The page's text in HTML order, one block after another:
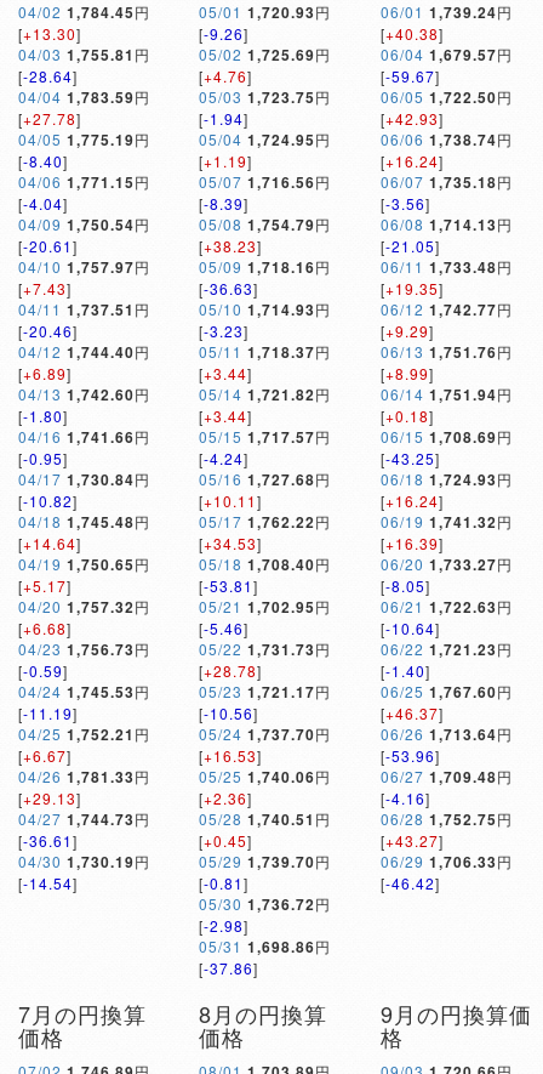
04/02 1,784.45円
[+13.30]
04/03 1,755.81 円
[-28.64]
04/04 1,783.59円
[+27.78]
04/05 1,775.19円
[-8.40]
04/06 1,771.15円
[-4.04]
04/09 1,750.54円
[-20.61]
04/10 1,757.97円
[+7.43]
04/11 1,737.51 円
[-20.46]
04/12 1,744.40円
[+6.89]
04/13 1,742.60円
[-1.80]
04/16 1,741.66円
[-0.95]
04/17 1,730.84円
[-10.82]
04/18 1,745.48円
[+14.64]
04/19 1,750.65円
[+5.17]
04/20 1,757.32円
[+6.68]
04/23 1,756.73円
[-0.59]
04/24 1,745.53円
[-11.19]
04/25 1,752.21 円
[+6.67]
04/26 1,781.33円
[+29.13]
04/27 1,744.73円
[-36.61]
04/30 1,730.19円
[-14.54]
05/01 1,720.93円
[-9.26]
05/02 1,725.69円
[+4.76]
05/03 1,723.75円
[-1.94]
05/04 1,724.95円
[+1.19]
05/07 1,716.56円
[-8.39]
05/08 1,754.79円
[+38.23]
05/09 1,718.16円
[-36.63]
05/10 1,714.93円
[-3.23]
05/11 1,718.37円
[+3.44]
05/14 1,721.82円
[+3.44]
05/15 1,717.57円
[-4.24]
05/16 1,727.68円
[+10.11]
05/17 1,762.22円
[+34.53]
05/18 1,708.40円
[-53.81]
05/21 1,702.95円
[-5.46]
05/22 1,731.73円
[+28.78]
05/23 1,721.17円
[-10.56]
05/24 1,737.70円
[+16.53]
05/25 1,740.06円
[+2.36]
05/28 1,740.51 円
[+0.45]
05/29 1,739.70円
[-0.81]
05/30 1,736.72円
[-2.98]
05/31 1,698.86円
[-37.86]
06/01 1,739.24円
[+40.38]
06/04 1,679.57円
[-59.67]
06/05 1,722.50円
[+42.93]
06/06 1,738.74円
[+16.24]
06/07 1,735.18円
[-3.56]
06/08 1,714.13円
[-21.05]
06/11 1,733.48円
[+19.35]
06/12 1,742.77円
[+9.29]
06/13 1,751.76円
[+8.99]
06/14 1,751.94円
[+0.18]
06/15 1,708.69円
[-43.25]
06/18 1,724.93円
[+16.24]
06/19 1,741.32円
[+16.39]
06/20 1,733.27円
[-8.05]
06/21 1,722.63円
[-10.64]
06/22 1,721.23円
[-1.40]
06/25 1,767.60円
[+46.37]
06/26 1,713.64円
[-53.96]
06/27 1,709.48円
[-4.16]
06/28 1,752.75円
[+43.27]
06/29 1,706.33円
[-46.42]
7月の円換算
価格
8月の円換算
価格
9月の円換算価
格